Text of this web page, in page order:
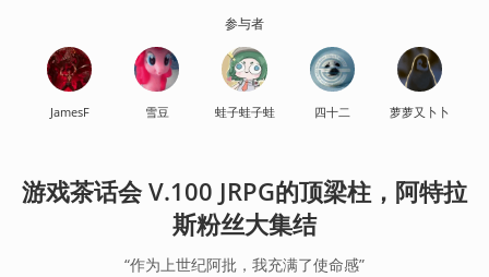
参与者
JamesF 雪豆 蛙子蛙子蛙 四十二 萝萝又卜卜
游戏茶话会 V.100 JRPG的顶梁柱，阿特拉
斯粉丝大集结
“作为上世纪阿批，我充满了使命感”